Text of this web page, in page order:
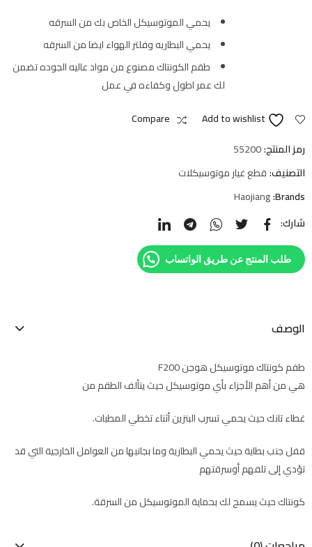
يحمي الموتوسيكل الخاص بك من السرقه
يحمي البطاريه وفلتر الهواء ايضا من السرقه
طقم الكونتاك مصنوع من مواد عاليه الجوده تضمن
لك عمر اطول وكفاءه في عمل
Add to wishlist
Compare
رمز المنتج:55200
التصنيف:قطع غيار موتوسيكلات
Brands:
Haojiang
شارك:
طلب المنتج عن طريق الواتساب
الوصف
طفم كونتاك موتوسيكل هوجن F200
هي من أهم الأجزاء بأي موتوسيكل حيث يتألف الطقم من
غطاء تانك حيث يحمي تسرب البنزين أثناء تخطي المطبات.
قفل جنب بطاية حيث يحمي البطارية وما بجانبها من العوامل الخارجية التي قد
تؤدي إلى تلفهم أوسرقتهم
كونتاك حيث يسمح لك بحماية الموتوسيكل من السرقة.